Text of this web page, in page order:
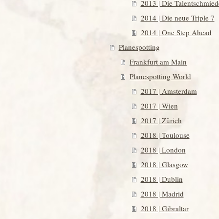
2013 | Die
2014 | Die neue Triple 7
2014 | One Step Ahead
Planespotting
Frankfurt am Main
Planespotting World
2017 | Amsterdam
2017 | Wien
2017 | Zürich
2018 | Toulouse
2018 | London
2018 | Glasgow
2018 | Dublin
2018 | Madrid
2018 | Gibraltar